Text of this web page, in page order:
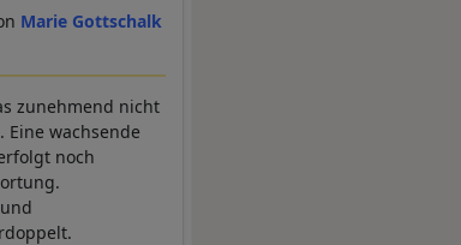
Marie Gottschalk
zunehmend nicht
wachsende
noch